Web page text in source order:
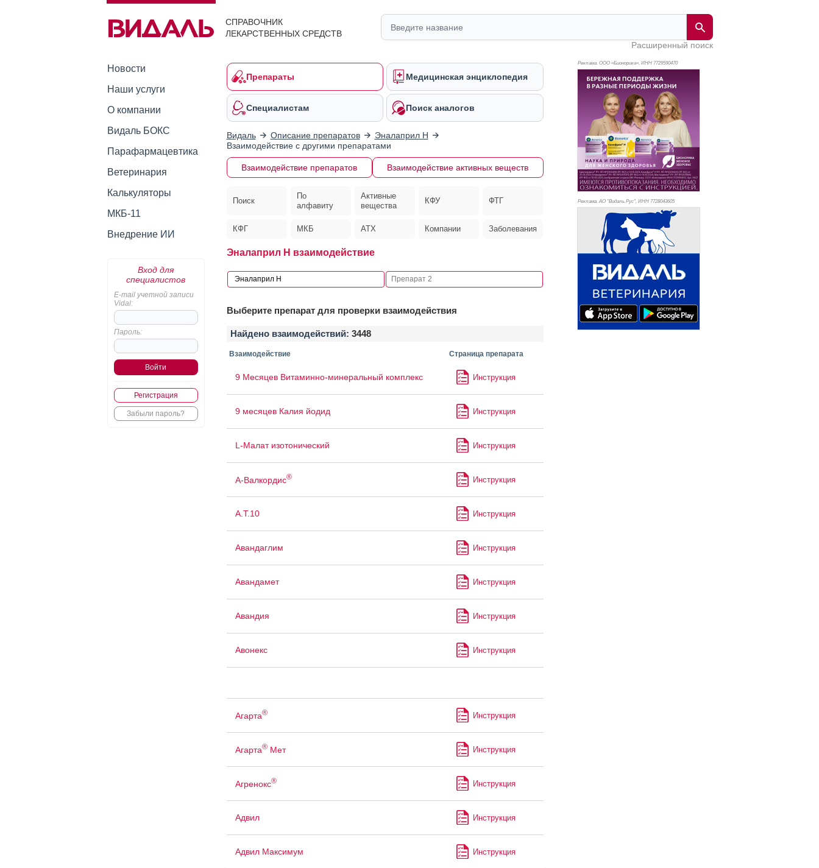
СПРАВОЧНИК
ЛЕКАРСТВЕННЫХ СРЕДСТВ
Расширенный поиск
Новости
Наши услуги
О компании
Видаль БОКС
Парафармацевтика
Ветеринария
Калькуляторы
МКБ-11
Внедрение ИИ
Вход для
специалистов
E-mail учетной записи
Vidal:
Пароль:
Регистрация
Забыли пароль?
Препараты Медицинская энциклопедия
Специалистам Поиск аналогов
Видаль Описание препаратов
Эналаприл Н
Взаимодействие с другими препаратами
Взаимодействие препаратов Взаимодействие активных веществ
Поиск
По
алфавиту
Активные
вещества
КФУ ФТГ
КФГ МКБ АТХ Компании Заболевания
Эналаприл Н взаимодействие
Выберите препарат для проверки взаимодействия
Найдено взаимодействий: 3448
Взаимодействие Страница препарата
9 Месяцев Витаминно-минеральный комплекс Инструкция
9 месяцев Калия йодид Инструкция
L-Малат изотонический Инструкция
А-Валкордис® Инструкция
А.Т.10 Инструкция
Авандаглим Инструкция
Авандамет Инструкция
Авандия Инструкция
Авонекс Инструкция
Агарта® Инструкция
Агарта®Мет Инструкция
Агренокс® Инструкция
Адвил Инструкция
Адвил Максимум Инструкция
Реклама. ООО «Бионорика», ИНН 7729590470
Реклама. АО "Видаль Рус", ИНН 7728043605